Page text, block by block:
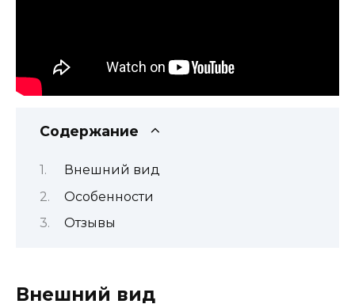
Содержание
Внешний вид
Особенности
Отзывы
Внешний вид